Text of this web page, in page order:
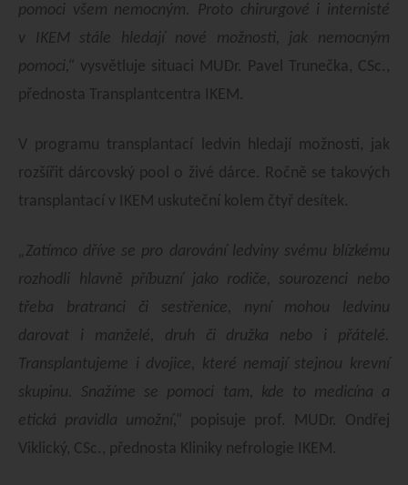
pomoci všem nemocným. Proto chirurgové i internisté
v IKEM stále hledají nové možnosti, jak nemocným
pomoci,“
vysvětluje situaci MUDr. Pavel Trunečka, CSc.,
přednosta Transplantcentra IKEM.
V programu transplantací ledvin hledají možnosti, jak
rozšířit dárcovský pool o živé dárce. Ročně se takových
transplantací v IKEM uskuteční kolem čtyř desítek.
„Zatímco dříve se pro darování ledviny svému blízkému
rozhodli hlavně příbuzní jako rodiče, sourozenci nebo
třeba bratranci či sestřenice, nyní mohou ledvinu
darovat i manželé, druh či družka nebo i přátelé.
Transplantujeme i dvojice, které nemají stejnou krevní
skupinu. Snažíme se pomoci tam, kde to medicína a
etická pravidla umožní,“
popisuje prof. MUDr. Ondřej
Viklický, CSc., přednosta Kliniky nefrologie IKEM.